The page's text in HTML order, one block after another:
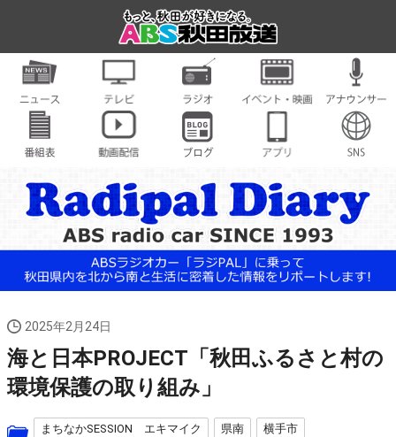
2025年2月24日
海と日本PROJECT「秋田ふるさと村の
環境保護の取り組み」
まちなかSESSION エキマイク 県南 横手市